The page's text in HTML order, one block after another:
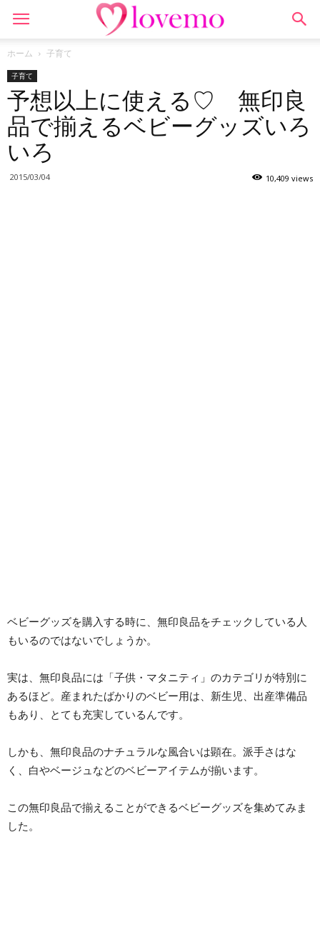
ホーム 子育て
子育て
予想以上に使える♡ 無印良
品で揃えるベビーグッズいろ
いろ
2015/03/04 10,409 views
ベビーグッズを購入する時に、無印良品をチェックしている人
もいるのではないでしょうか。
実は、無印良品には「子供・マタニティ」のカテゴリが特別に
あるほど。産まれたばかりのベビー用は、新生児、出産準備品
もあり、とても充実しているんです。
しかも、無印良品のナチュラルな風合いは顕在。派手さはな
く、白やベージュなどのベビーアイテムが揃います。
この無印良品で揃えることができるベビーグッズを集めてみま
した。